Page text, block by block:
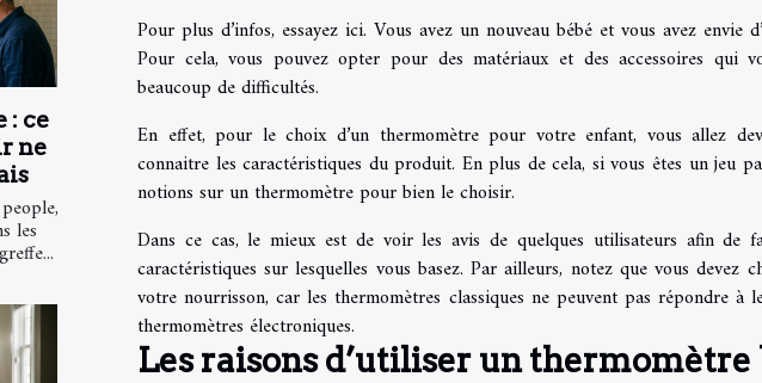
: ce
ne
les
Pour plus d’infos, essayez ici. Vous avez un nouveau bébé et vous avez envie
Pour cela, vous pouvez opter pour des matériaux et des accessoires qui
beaucoup de difficultés.
En effet, pour le choix d’un thermomètre pour votre enfant, vous allez
connaitre les caractéristiques du produit. En plus de cela, si vous êtes un jeu
notions sur un thermomètre pour bien le choisir.
Dans ce cas, le mieux est de voir les avis de quelques utilisateurs afin de
caractéristiques sur lesquelles vous basez. Par ailleurs, notez que vous devez
votre nourrisson, car les thermomètres classiques ne peuvent pas répondre
thermomètres électroniques.
Les raisons d’utiliser un thermomètre